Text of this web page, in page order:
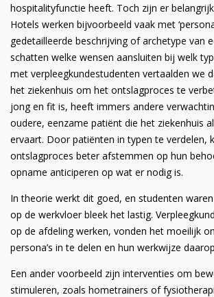
hospitalityfunctie heeft. Toch zijn er
Hotels werken bijvoorbeeld vaak met
gedetailleerde beschrijving of archetype van
schatten welke wensen aansluiten bij welk
met verpleegkundestudenten vertaalden we
het ziekenhuis om het ontslagproces te
jong en fit is, heeft immers andere
oudere, eenzame patiënt die het ziekenhuis
ervaart. Door patiënten in typen te verdelen,
ontslagproces beter afstemmen op hun
opname anticiperen op wat er nodig is.
In theorie werkt dit goed, en studenten
op de werkvloer bleek het lastig.
op de afdeling werken, vonden het moeilijk
persona’s in te delen en hun werkwijze
Een ander voorbeeld zijn interventies om
stimuleren, zoals hometrainers of